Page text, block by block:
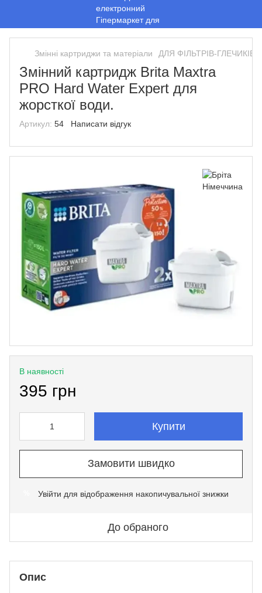
Змінні картриджи та матеріали ДЛЯ ФІЛЬТРІВ-ГЛЕЧИКІВ.
Змінний картридж Brita Maxtra
PRO Hard Water Expert для
жорсткої води.
Артикул: 54 Написати відгук
В наявності
395 грн
Купити
Замовити швидко
Увійти для відображення накопичувальної знижки
До обраного
Опис